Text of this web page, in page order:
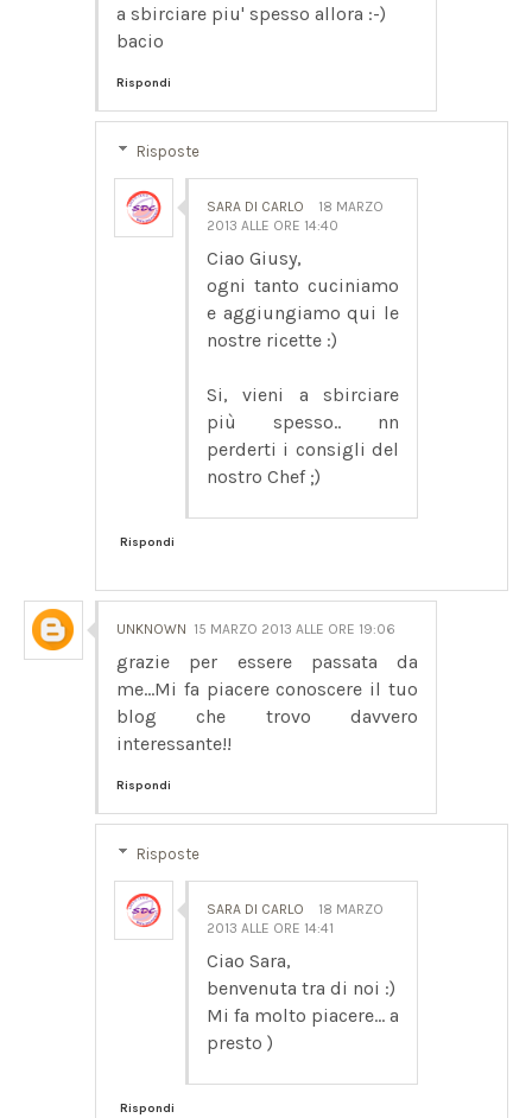
a sbirciare piu' spesso allora :-)
bacio
Rispondi
Risposte
SARA DI CARLO
18 MARZO
2013 ALLE ORE 14:40
Ciao Giusy,
ogni tanto cuciniamo
e aggiungiamo qui le
nostre ricette :)
Si, vieni a sbirciare
più spesso.. nn
perderti i consigli del
nostro Chef ;)
Rispondi
UNKNOWN 15 MARZO 2013 ALLE ORE 19:06
grazie per essere passata da
me...Mi fa piacere conoscere il tuo
blog che trovo davvero
interessante!!
Rispondi
Risposte
SARA DI CARLO
18 MARZO
2013 ALLE ORE 14:41
Ciao Sara,
benvenuta tra di noi :)
Mi fa molto piacere... a
presto )
Rispondi